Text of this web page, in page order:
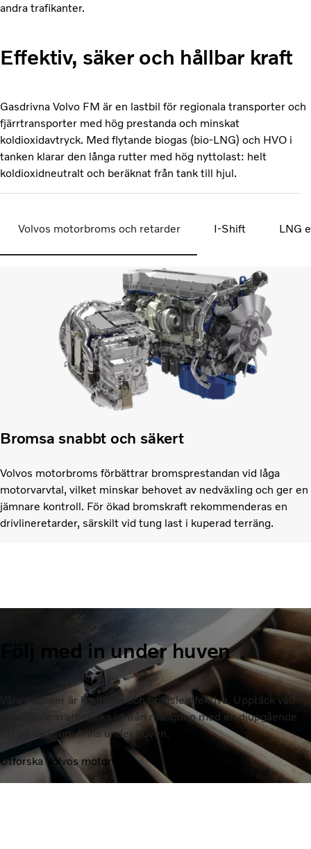
andra trafikanter.
Effektiv, säker och hållbar kraft
Gasdrivna Volvo FM är en lastbil för regionala transporter och
fjärrtransporter med hög prestanda och minskat
koldioxidavtryck. Med flytande biogas (bio-LNG) och HVO i
tanken klarar den långa rutter med hög nyttolast: helt
koldioxidneutralt och beräknat från tank till hjul.
Volvos motorbroms och retarder I-Shift LNG
Bromsa snabbt och säkert
Volvos motorbroms förbättrar bromsprestandan vid låga
motorvarvtal, vilket minskar behovet av nedväxling och ger en
jämnare kontroll. För ökad bromskraft rekommenderas en
drivlineretarder, särskilt vid tung last i kuperad terräng.
Följ med in under huven
Våra motorer är kraftfulla och bränsleeffektiva. Upptäck vad
som får dem att sticka ut från mängden med en djupgående
titt på vad som finns under huven.
Utforska Volvos motorer